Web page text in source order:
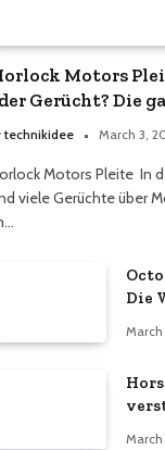
Motors
Gerücht? Die
das
technikidee March 3,
Motors Pleite In
viele Gerüchte über
Die
March
March